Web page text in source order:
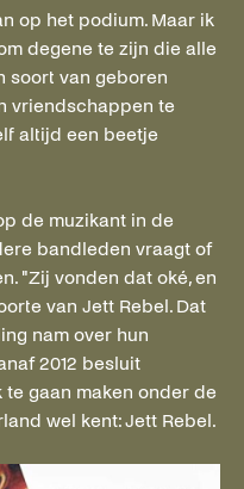
op het podium. Maar ik
degene te zijn die alle
soort van geboren
vriendschappen te
altijd een beetje
de muzikant in de
bandleden vraagt of
"Zij vonden dat oké, en
van Jett Rebel. Dat
nam over hun
2012 besluit
gaan maken onder de
wel kent: Jett Rebel.